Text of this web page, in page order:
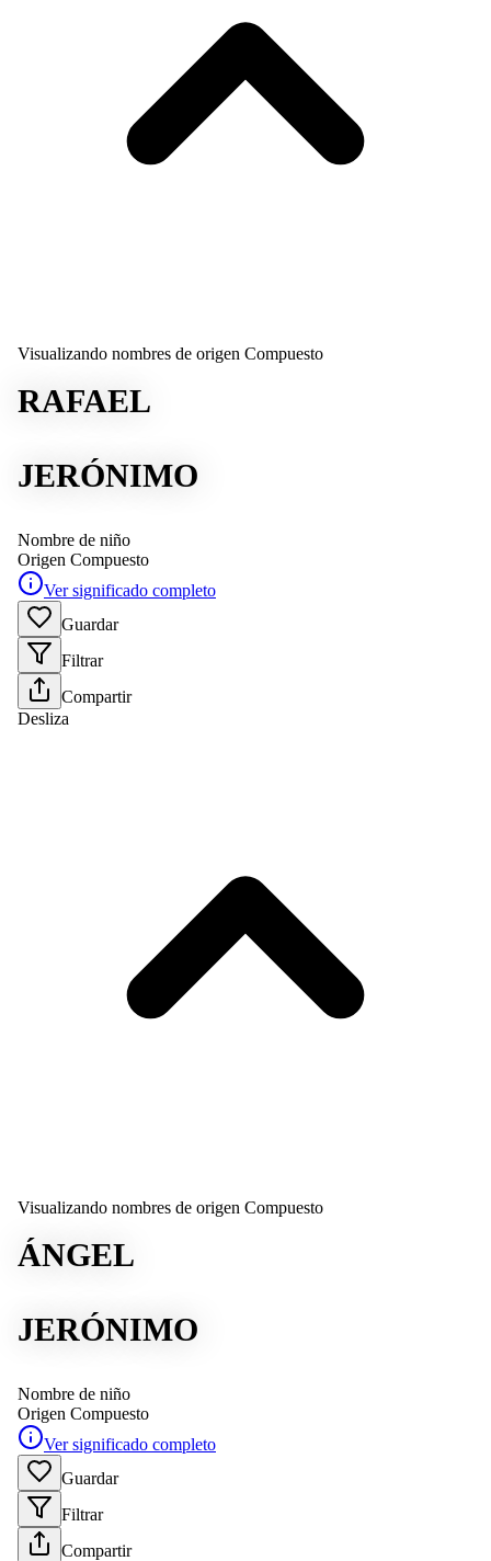
Visualizando nombres de origen Compuesto
RAFAEL
JERÓNIMO
Nombre de niño
Origen Compuesto
Ver significado completo
Guardar
Filtrar
Compartir
Desliza
Visualizando nombres de origen Compuesto
ÁNGEL
JERÓNIMO
Nombre de niño
Origen Compuesto
Ver significado completo
Guardar
Filtrar
Compartir